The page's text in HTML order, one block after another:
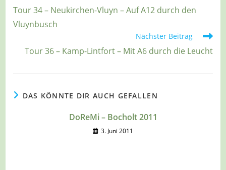
ansehen
Tour 34 – Neukirchen-Vluyn – Auf A12 durch den
Vluynbusch
Nächster Beitrag
Tour 36 – Kamp-Lintfort – Mit A6 durch die Leucht
DAS KÖNNTE DIR AUCH GEFALLEN
DoReMi – Bocholt 2011
3. Juni 2011